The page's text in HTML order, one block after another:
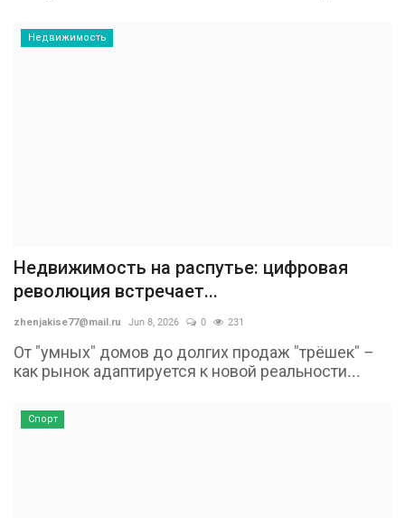
Недвижимость
Недвижимость на распутье: цифровая
революция встречает...
zhenjakise77@mail.ru Jun 8, 2026 0 231
От "умных" домов до долгих продаж "трёшек" –
как рынок адаптируется к новой реальности...
Спорт